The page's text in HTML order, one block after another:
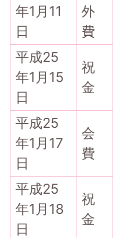
年1月11
日
外
費
平成25
年1月15
日
祝
金
平成25
年1月17
日
会
費
平成25
年1月18
日
祝
金